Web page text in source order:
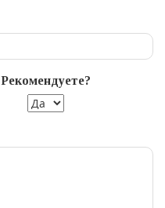
Рекомендуете?